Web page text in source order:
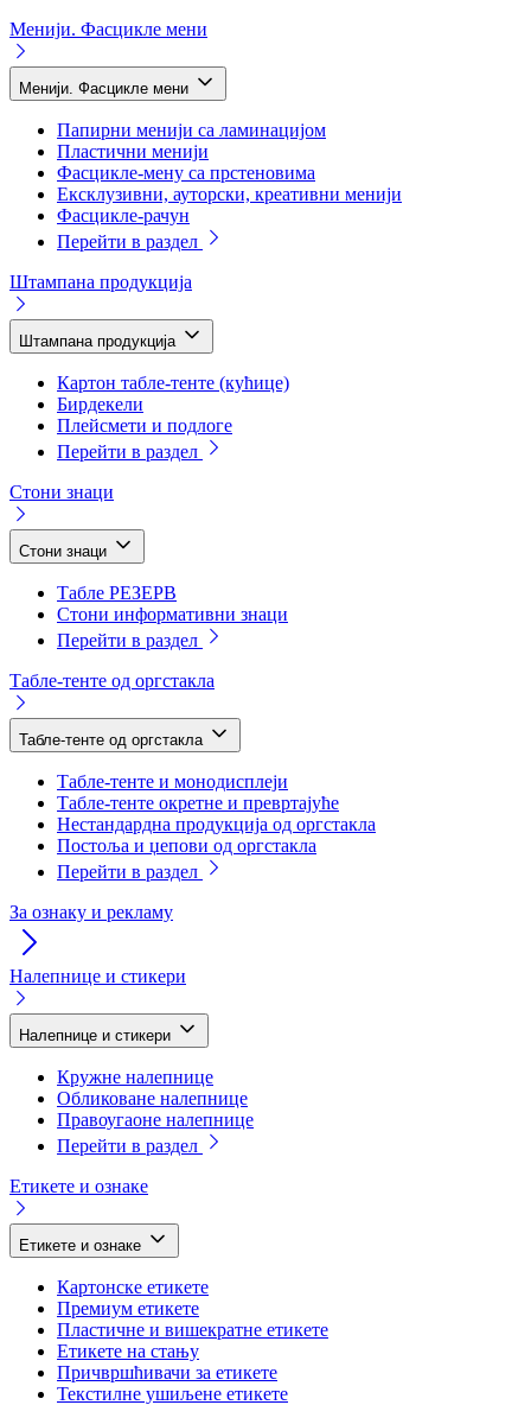
Менији. Фасцикле мени
Менији. Фасцикле мени
Папирни менији са ламинацијом
Пластични менији
Фасцикле-мену са прстеновима
Ексклузивни, ауторски, креативни менији
Фасцикле-рачун
Перейти в раздел
Штампана продукција
Штампана продукција
Картон табле-тенте (кућице)
Бирдекели
Плейсмети и подлоге
Перейти в раздел
Стони знаци
Стони знаци
Табле РЕЗЕРВ
Стони информативни знаци
Перейти в раздел
Табле-тенте од оргстакла
Табле-тенте од оргстакла
Табле-тенте и монодисплеји
Табле-тенте окретне и превртајуће
Нестандардна продукција од оргстакла
Постоља и џепови од оргстакла
Перейти в раздел
За ознаку и рекламу
Налепнице и стикери
Налепнице и стикери
Кружне налепнице
Обликоване налепнице
Правоугаоне налепнице
Перейти в раздел
Етикете и ознаке
Етикете и ознаке
Картонске етикете
Премиум етикете
Пластичне и вишекратне етикете
Етикете на стању
Причвршћивачи за етикете
Текстилне ушиљене етикете